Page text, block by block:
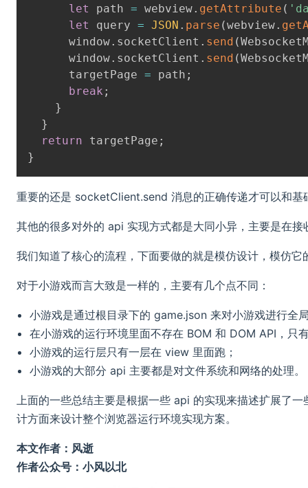
let
path = webview. getAttribute (
let
query = JSON . parse (webview.
      window
. socketClient . send (
      window
. socketClient . send (
      targetPage
= path ;
break ;
}
}
return targetPage ;
}
重要的还是 socketClient.send 消息的正确传递才可以和基
其他的很多对外的 api 实现方式都是大同小异，主要是在接
我们知道了核心的流程，下面要做的就是模仿设计，模仿
对于小游戏而言大致是一样的，主要有几个点不同：
小游戏是通过根目录下的 game.json 来对小游戏进行全
在小游戏的运行环境里面不存在 BOM 和 DOM API，只
小游戏的运行层只有一层在 view 里面跑；
小游戏的大部分 api 主要都是对文件系统和网络的处理。
上面的一些总结主要是根据一些 api 的实现来描述扩展了
计方面来设计整个浏览器运行环境实现方案。
本文作者：风逝
作者公众号：小风以北